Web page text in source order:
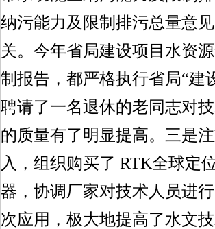
纳污能力及限制排污总量意
关。今年省局建设项目水资
制报告，都严格执行省局“建
聘请了一名退休的老同志对
的质量有了明显提高。三是
入，组织购买了 RTK全球定
器，协调厂家对技术人员进
次应用，极大地提高了水文